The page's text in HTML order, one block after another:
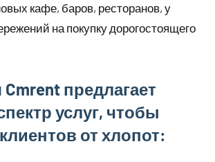
кафе, баров, ресторанов, у
на покупку дорогостоящего
предлагает
услуг, чтобы
от хлопот: